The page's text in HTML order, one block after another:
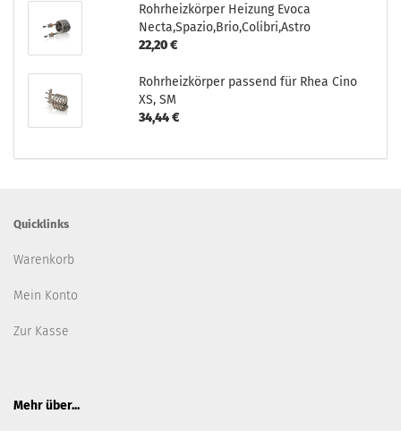
Rohrheizkörper Heizung Evoca
Necta,Spazio,Brio,Colibri,Astro
22,20 €
Rohrheizkörper passend für Rhea Cino
XS, SM
34,44 €
Quicklinks
Warenkorb
Mein Konto
Zur Kasse
Mehr über...